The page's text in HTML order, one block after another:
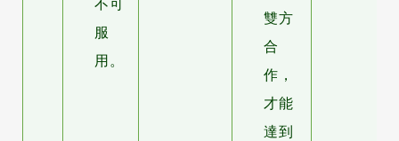
不可
服
用。
雙方
合
作，
才能
達到